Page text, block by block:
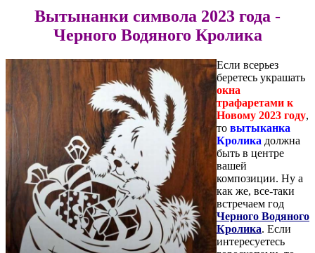
Вытынанки символа 2023 года -
Черного Водяного Кролика
Если всерьез
беретесь украшать
окна
трафаретами к
Новому 2023 году,
то вытыканка
Кролика должна
быть в центре
вашей
композиции. Ну а
как же, все-таки
встречаем год
Черного Водяного
Кролика. Если
интересуетесь